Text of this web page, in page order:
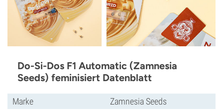
Do-Si-Dos F1 Automatic (Zamnesia
Seeds) feminisiert Datenblatt
Marke
Zamnesia Seeds